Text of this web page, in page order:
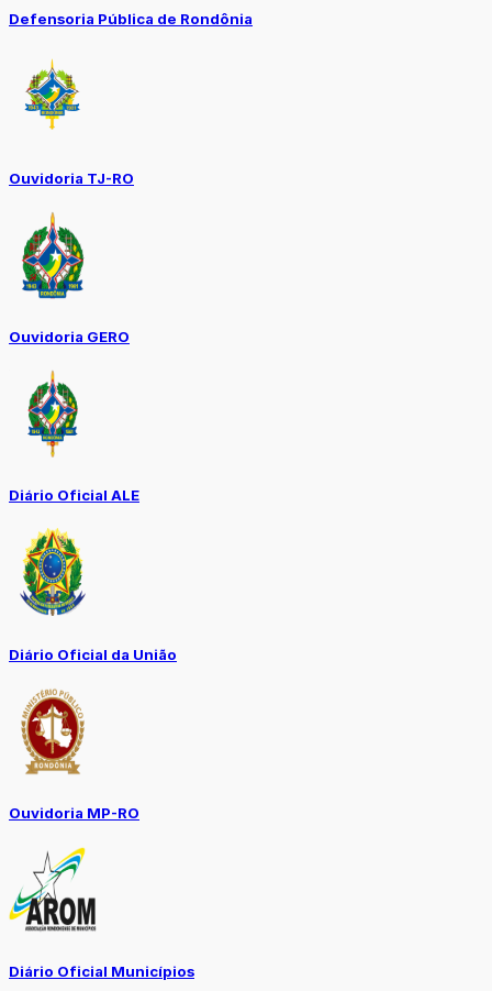
Defensoria Pública de Rondônia
Ouvidoria TJ-RO
Ouvidoria GERO
Diário Oficial ALE
Diário Oficial da União
Ouvidoria MP-RO
Diário Oficial Municípios